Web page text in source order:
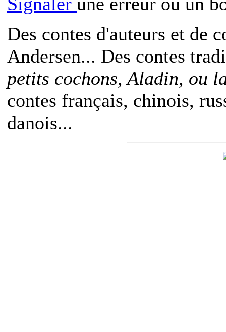
Des contes d'auteurs et de
Andersen... Des contes
petits cochons, Aladin, ou
contes français, chinois,
danois...